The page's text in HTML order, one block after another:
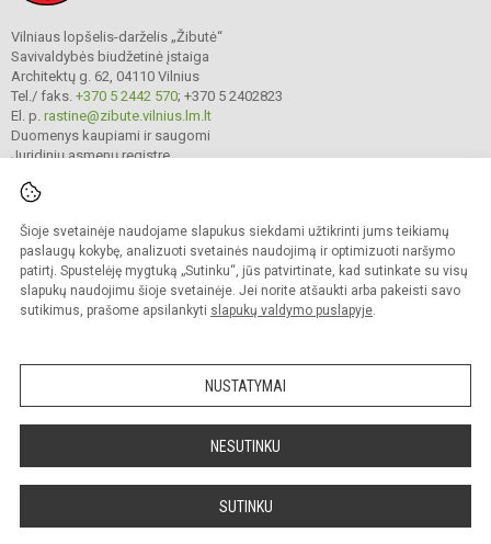
Šioje svetainėje naudojame slapukus siekdami užtikrinti jums teikiamų
paslaugų kokybę, analizuoti svetainės naudojimą ir optimizuoti naršymo
patirtį. Spustelėję mygtuką „Sutinku“, jūs patvirtinate, kad sutinkate su visų
slapukų naudojimu šioje svetainėje. Jei norite atšaukti arba pakeisti savo
sutikimus, prašome apsilankyti slapukų valdymo puslapyje.
NUSTATYMAI
NESUTINKU
SUTINKU
Vilniaus lopšelis-darželis „Žibutė“
Savivaldybės biudžetinė įstaiga
Architektų g. 62, 04110 Vilnius
Tel./ faks. +370 5 2442 570; +370 5 2402823
El. p. rastine@zibute.vilnius.lm.lt
Duomenys kaupiami ir saugomi
Juridinių asmenų registre
© 2025. Vilniaus lopšelis-darželis „Žibutė“. Visos teisės saugomos.
Kopijuoti turinį be raštiško įstaigos administracijos sutikimo griežtai draudžiama.
Prieinamumo paraiška Slapukų valdymas